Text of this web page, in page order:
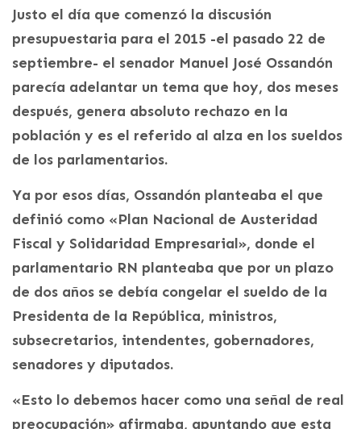
Justo el día que comenzó la discusión
presupuestaria para el 2015 -el pasado 22 de
septiembre- el senador Manuel José Ossandón
parecía adelantar un tema que hoy, dos meses
después, genera absoluto rechazo en la
población y es el referido al alza en los sueldos
de los parlamentarios.
Ya por esos días, Ossandón planteaba el que
definió como «Plan Nacional de Austeridad
Fiscal y Solidaridad Empresarial», donde el
parlamentario RN planteaba que por un plazo
de dos años se debía congelar el sueldo de la
Presidenta de la República, ministros,
subsecretarios, intendentes, gobernadores,
senadores y diputados.
«Esto lo debemos hacer como una señal de real
preocupación» afirmaba, apuntando que esta